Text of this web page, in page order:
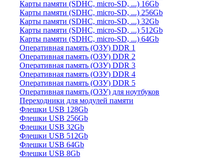
Карты памяти (SDHC, micro-SD, ...) 16Gb
Карты памяти (SDHC, micro-SD, ...) 256Gb
Карты памяти (SDHC, micro-SD, ...) 32Gb
Карты памяти (SDHC, micro-SD, ...) 512Gb
Карты памяти (SDHC, micro-SD, ...) 64Gb
Оперативная память (ОЗУ) DDR 1
Оперативная память (ОЗУ) DDR 2
Оперативная память (ОЗУ) DDR 3
Оперативная память (ОЗУ) DDR 4
Оперативная память (ОЗУ) DDR 5
Оперативная память (ОЗУ) для ноутбуков
Переходники для модулей памяти
Флешки USB 128Gb
Флешки USB 256Gb
Флешки USB 32Gb
Флешки USB 512Gb
Флешки USB 64Gb
Флешки USB 8Gb